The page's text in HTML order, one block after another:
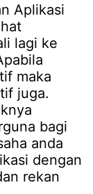
Aplikasi
lagi ke
maka
juga.
bagi
anda
dengan
rekan